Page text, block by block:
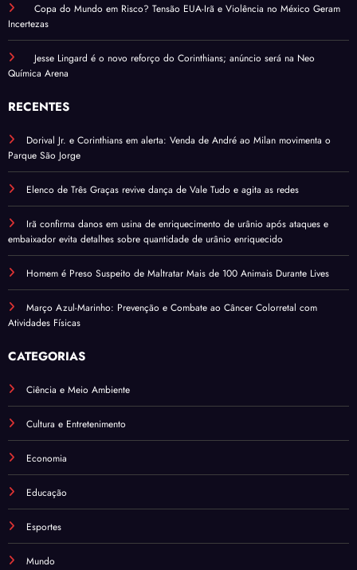
Copa do Mundo em Risco? Tensão EUA-Irã e Violência no México Geram
Incertezas
Jesse Lingard é o novo reforço do Corinthians; anúncio será na Neo
Química Arena
RECENTES
Dorival Jr. e Corinthians em alerta: Venda de André ao Milan movimenta o
Parque São Jorge
Elenco de Três Graças revive dança de Vale Tudo e agita as redes
Irã confirma danos em usina de enriquecimento de urânio após ataques e
embaixador evita detalhes sobre quantidade de urânio enriquecido
Homem é Preso Suspeito de Maltratar Mais de 100 Animais Durante Lives
Março Azul-Marinho: Prevenção e Combate ao Câncer Colorretal com
Atividades Físicas
CATEGORIAS
Ciência e Meio Ambiente
Cultura e Entretenimento
Economia
Educação
Esportes
Mundo